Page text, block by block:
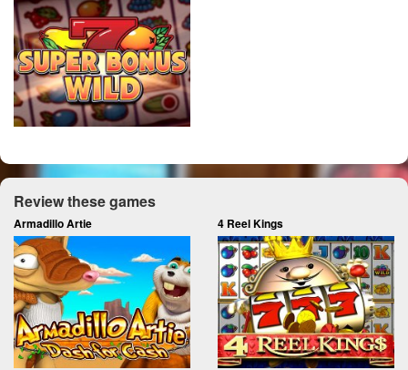
Review these games
Armadillo Artie 4 Reel Kings